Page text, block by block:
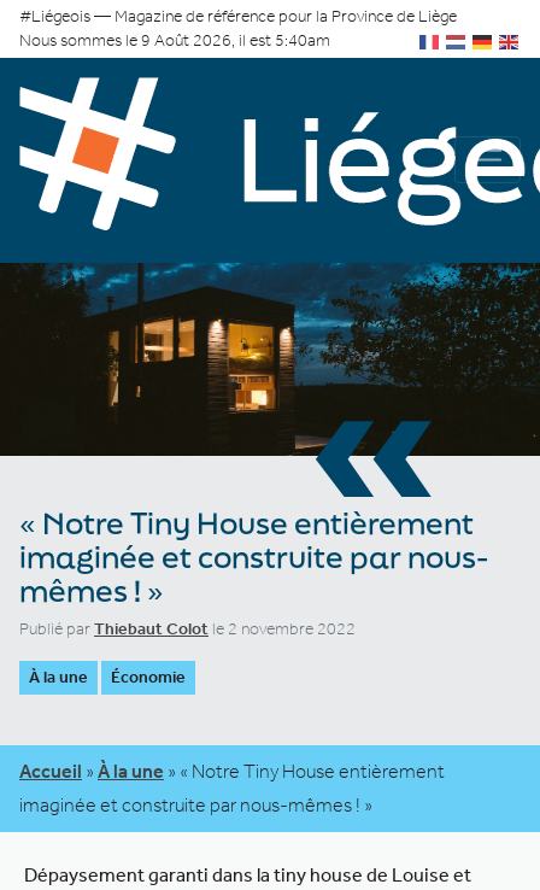
#Liégeois — Magazine de référence pour la Province de Liège
Nous sommes le 9 Août 2026, il est 5:40am
«
« Notre Tiny House entièrement
imaginée et construite par nous-
mêmes ! »
Publié parThiebaut Colot le 2 novembre 2022
À la une Économie
Accueil » À la une » « Notre Tiny House entièrement
imaginée et construite par nous-mêmes ! »
Dépaysement garanti dans la tiny house de Louise et